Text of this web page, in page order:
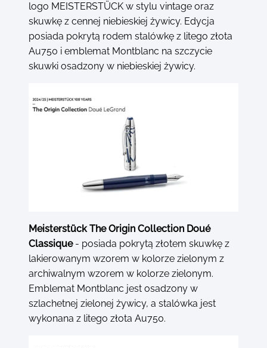
logo MEISTERSTÜCK w stylu vintage oraz
skuwkę z cennej niebieskiej żywicy. Edycja
posiada pokrytą rodem stalówkę z litego złota
Au750 i emblemat Montblanc na szczycie
skuwki osadzony w niebieskiej żywicy.
Meisterstück The Origin Collection Doué
Classique- posiada pokrytą złotem skuwkę z
lakierowanym wzorem w kolorze zielonym z
archiwalnym wzorem w kolorze zielonym.
Emblemat Montblanc jest osadzony w
szlachetnej zielonej żywicy, a stalówka jest
wykonana z litego złota Au750.